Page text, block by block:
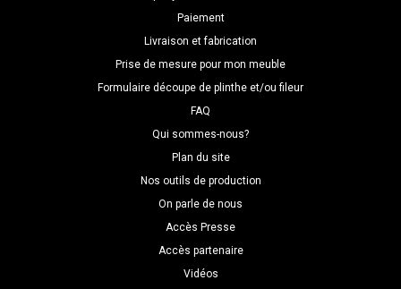
Paiement
Livraison et fabrication
Prise de mesure pour mon meuble
Formulaire découpe de plinthe et/ou fileur
FAQ
Qui sommes-nous?
Plan du site
Nos outils de production
On parle de nous
Accès Presse
Accès partenaire
Vidéos